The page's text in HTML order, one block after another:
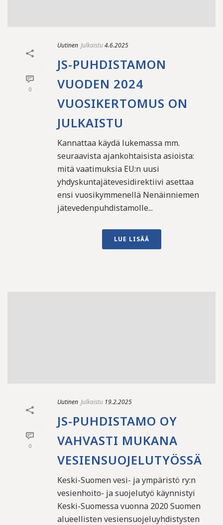
0
Uutinen Julkaistu4.6.2025
JS-PUHDISTAMON
VUODEN 2024
VUOSIKERTOMUS ON
JULKAISTU
Kannattaa käydä lukemassa mm.
seuraavista ajankohtaisista asioista:
mitä vaatimuksia EU:n uusi
yhdyskuntajätevesidirektiivi asettaa
ensi vuosikymmenellä Nenäinniemen
jätevedenpuhdistamolle...
LUE LISÄÄ
0
Uutinen Julkaistu 19.2.2025
JS-PUHDISTAMO OY
VAHVASTI MUKANA
VESIENSUOJELUTYÖSSÄ
Keski-Suomen vesi- ja ympäristö ry:n
vesienhoito- ja suojelutyö käynnistyi
Keski-Suomessa vuonna 2020 Suomen
alueellisten vesiensuojeluyhdistysten